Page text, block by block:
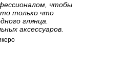
чтобы
только что
глянца.
аксессуаров.